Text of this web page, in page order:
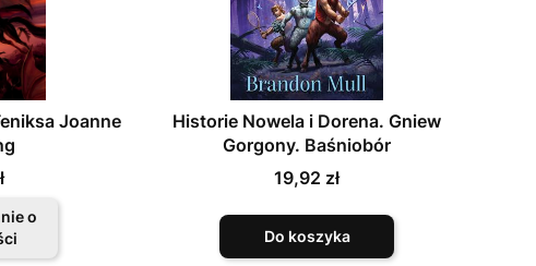
Joanne
o
Historie Nowela i Dorena. Gniew
Gorgony. Baśniobór
Cena
19,92 zł
Do koszyka